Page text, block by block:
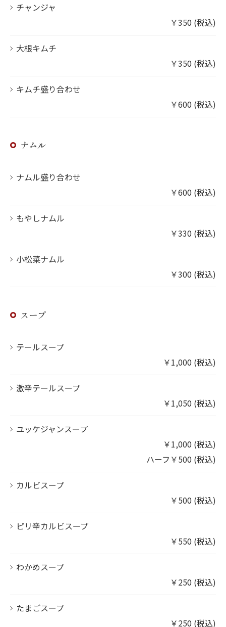
チャンジャ
￥350 (税込)
大根キムチ
￥350 (税込)
キムチ盛り合わせ
￥600 (税込)
ナムル
ナムル盛り合わせ
￥600 (税込)
もやしナムル
￥330 (税込)
小松菜ナムル
￥300 (税込)
スープ
テールスープ
￥1,000 (税込)
激辛テールスープ
￥1,050 (税込)
ユッケジャンスープ
￥1,000 (税込)
ハーフ￥500 (税込)
カルビスープ
￥500 (税込)
ピリ辛カルビスープ
￥550 (税込)
わかめスープ
￥250 (税込)
たまごスープ
￥250 (税込)